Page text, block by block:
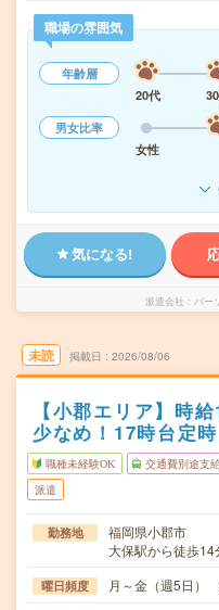
職場の雰囲気
年齢層
20代
男女比率
女性
気になる!
派遣会社 パー
未読 掲載日 2026/08/06
【小郡エリア】時
少なめ！17時台定時
職種未経験OK 交通費別途支
派遣
勤務地
福岡県小郡市
大保駅から徒歩14
曜日頻度 月～金（週5日）